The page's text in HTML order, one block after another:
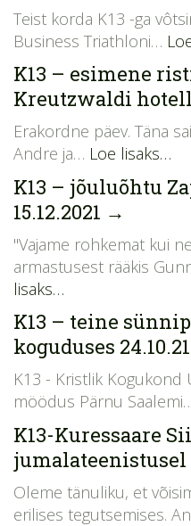
Teist korda K13 -ga
Business Triathloni…
K13 – esimene
Kreutzwaldi
Erakordne päev. Täna
Andre ja… Loe lisaks…
K13 – jõuluõhtu
15.12.2021 →
"Vajame rohkemat kui
armastusest rääkis
lisaks…
K13 – teine
koguduses 24.10.21
K13 - Kristlik
möödus Pärnu
K13-Kuressaare
jumalateenistusel
Oleme tänuliku, et
erilises tegutsemises.